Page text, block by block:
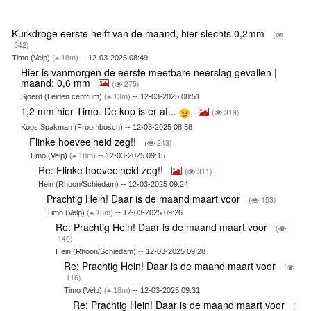
Kurkdroge eerste helft van de maand, hier slechts 0,2mm
(
542)
Timo (Velp) ( 18m) -- 12-03-2025 08:49
Hier is vanmorgen de eerste meetbare neerslag gevallen |
maand: 0,6 mm ( 275)
Sjoerd (Leiden centrum) ( 13m) -- 12-03-2025 08:51
1,2 mm hier Timo. De kop is er af... ( 319)
Koos Spakman (Froombosch) -- 12-03-2025 08:58
Flinke hoeveelheid zeg!! ( 243)
Timo (Velp)( 18m) -- 12-03-2025 09:15
Re: Flinke hoeveelheid zeg!! ( 311)
Hein (Rhoon/Schiedam) -- 12-03-2025 09:24
Prachtig Hein! Daar is de maand maart voor ( 153)
Timo (Velp)( 18m) -- 12-03-2025 09:26
Re: Prachtig Hein! Daar is de maand maart voor
(
140)
Hein (Rhoon/Schiedam) -- 12-03-2025 09:28
Re: Prachtig Hein! Daar is de maand maart voor
(
116)
Timo (Velp)( 18m) -- 12-03-2025 09:31
Re: Prachtig Hein! Daar is de maand maart voor
(